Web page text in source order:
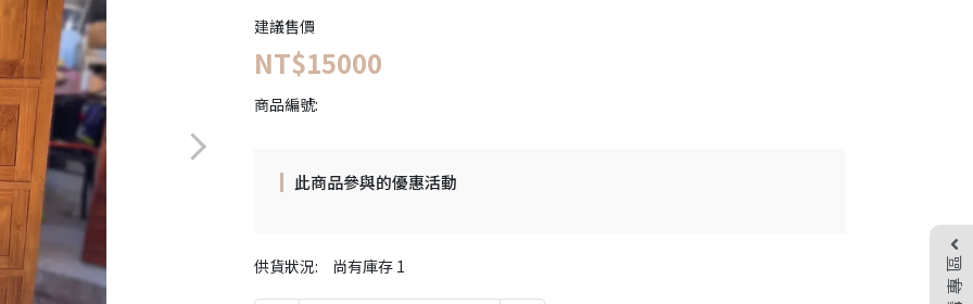
建議售價
NT$15000
商品編號:
供貨狀況: 尚有庫存 1
此商品參與的優惠活動